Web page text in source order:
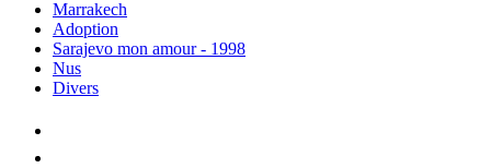
Marrakech
Adoption
Sarajevo mon amour - 1998
Nus
Divers